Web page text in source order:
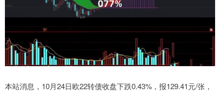
本站消息，10月24日欧22转债收盘下跌0.43%，报129.41元/张，